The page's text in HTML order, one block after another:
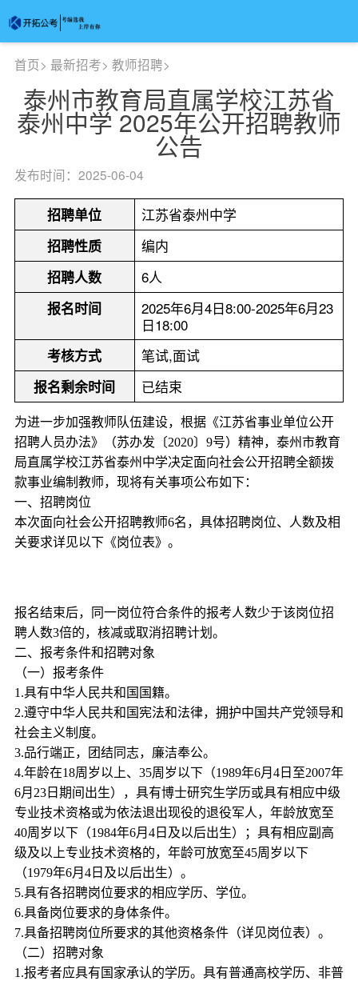
首页> 最新招考> 教师招聘>
泰州市教育局直属学校江苏省
泰州中学 2025年公开招聘教师
公告
发布时间：2025-06-04
招聘单位 江苏省泰州中学
招聘性质 编内
招聘人数 6人
报名时间
2025年6月4日8:00-2025年6月23
日18:00
考核方式 笔试,面试
报名剩余时间 已结束
为进一步加强教师队伍建设，根据《江苏省事业单位公开
招聘人员办法》（苏办发〔2020〕9号）精神，泰州市教育
局直属学校江苏省泰州中学决定面向社会公开招聘全额拨
款事业编制教师，现将有关事项公布如下：
一、招聘岗位
本次面向社会公开招聘教师6名，具体招聘岗位、人数及相
关要求详见以下《岗位表》。
报名结束后，同一岗位符合条件的报考人数少于该岗位招
聘人数3倍的，核减或取消招聘计划。
二、报考条件和招聘对象
（一）报考条件
1.具有中华人民共和国国籍。
2.遵守中华人民共和国宪法和法律，拥护中国共产党领导和
社会主义制度。
3.品行端正，团结同志，廉洁奉公。
4.年龄在18周岁以上、35周岁以下（1989年6月4日至2007年
6月23日期间出生），具有博士研究生学历或具有相应中级
专业技术资格或为依法退出现役的退役军人，年龄放宽至
40周岁以下（1984年6月4日及以后出生）；具有相应副高
级及以上专业技术资格的，年龄可放宽至45周岁以下
（1979年6月4日及以后出生）。
5.具有各招聘岗位要求的相应学历、学位。
6.具备岗位要求的身体条件。
7.具备招聘岗位所要求的其他资格条件（详见岗位表）。
（二）招聘对象
1.报考者应具有国家承认的学历。具有普通高校学历、非普